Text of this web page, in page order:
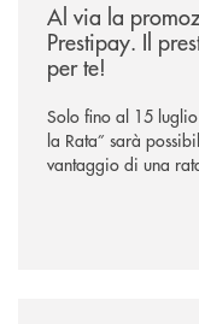
Al via la
Prestipay. Il
per te!
Solo fino al 15
la Rata” sarà
vantaggio di una